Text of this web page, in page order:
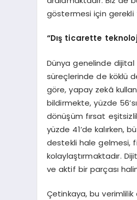
göstermesi için gerekli
“Dış ticarette
Dünya genelinde
süreçlerinde de köklü
göre, yapay zekâ
bildirmekte, yüzde
dönüşüm fırsat
yüzde 41’de kalırken,
destekli hale gelmesi,
kolaylaştırmaktadır.
ve aktif bir parçası
Çetinkaya, bu verimlilik